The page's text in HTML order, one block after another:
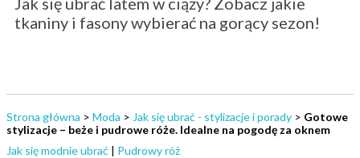
tkaniny i fasony wybierać na gorący sezon!
Strona główna > Moda > Jak się ubrać - stylizacje i porady > Gotowe
stylizacje – beże i pudrowe róże. Idealne na pogodę za oknem
Jak się modnie ubrać | Pudrowy róż